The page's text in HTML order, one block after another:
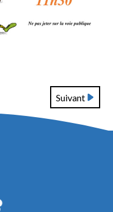
Suivant